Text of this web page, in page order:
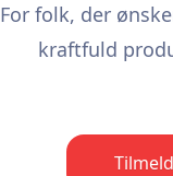
For folk, der
kraftfuld
Tilmeld